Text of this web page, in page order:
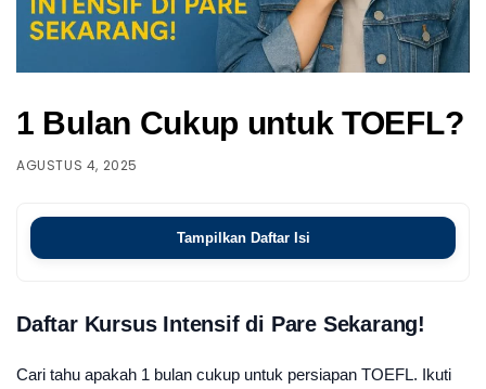
1 Bulan Cukup untuk TOEFL?
AGUSTUS 4, 2025
Tampilkan Daftar Isi
Daftar Kursus Intensif di Pare Sekarang!
Cari tahu apakah 1 bulan cukup untuk persiapan TOEFL. Ikuti